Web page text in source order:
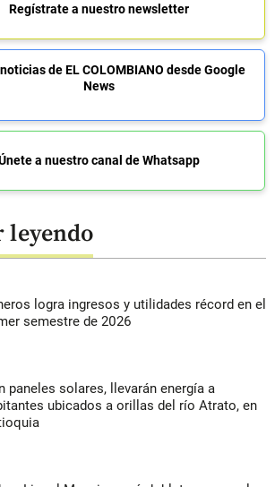
Regístrate a nuestro newsletter
de EL COLOMBIANO desde Google
News
a nuestro canal de Whatsapp
leyendo
logra ingresos y utilidades récord en el
semestre de 2026
paneles solares, llevarán energía a
ubicados a orillas del río Atrato, en